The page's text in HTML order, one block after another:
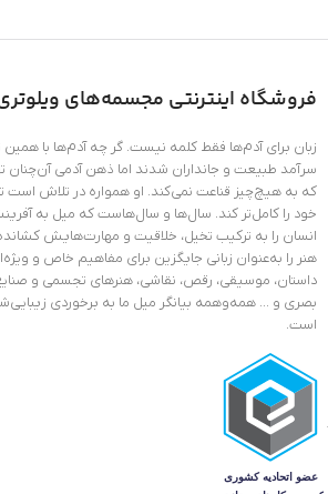
فروشگاه اینترنتی مجسمه‌های
زبان برای آدم‌ها فقط کلمه نیست. گر چه آدم‌ها با همین
سرآمد طبیعت و جانداران شدند اما ذهن آدمی آن‌چنان
که به هیچ‌چیز قناعت نمی‌کند. او همواره در تلاش است
خود را کامل‌تر کند. سال‌ها و سال‌هاست که میل به
انسان را به ترکیب تخیل، خلاقیت و مهارت‌هایش
هنر را به‌عنوان زبانی جایگزین برای مفاهیم خاص و
داستان، موسیقی، رقص، نقاشی، هنرهای تجسمی و
بصری و … همه‌وهمه بیانگر میل ما به برخوردی
است.